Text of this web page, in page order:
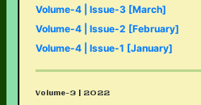
Volume-4 | Issue-3 [March]
Volume-4 | Issue-2 [February]
Volume-4 | Issue-1 [January]
Volume-3 | 2022